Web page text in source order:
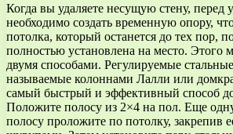
Когда вы удаляете несущую стену, перед
необходимо создать временную опору,
потолка, который останется до тех пор,
полностью установлена на место. Этого
двумя способами. Регулируемые
называемые колоннами Лалли или
самый быстрый и эффективный способ
Положите полосу из 2×4 на пол. Еще
полосу проложите по потолку, закрепив